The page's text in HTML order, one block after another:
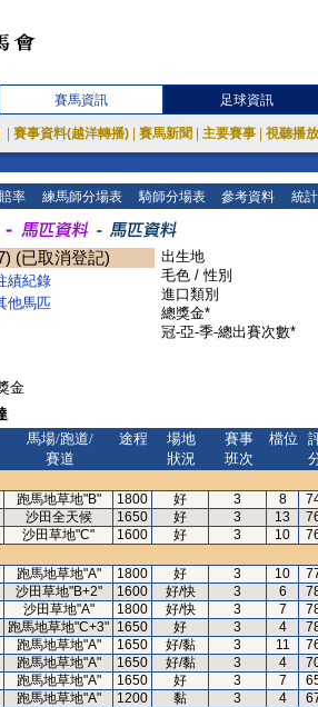
賽馬資訊 足球資訊
賽事資料(越洋轉播) 賽馬新聞 主要賽事 視聽播
率 練馬師分場表 騎師分場表 參考資料 統
(已取消登記)
績紀錄
他馬匹
出生地
毛色 / 性別
進口類別
總獎金*
冠-亞-季-總出賽次數*
金
馬場/跑道/
賽道
途程
場地
狀況
賽事
班次
檔位
跑馬地草地"B" 1800 好 3 8
沙田全天候 1650 好 3 13
沙田草地"C" 1600 好 3 10
跑馬地草地"A" 1800 好 3 10
沙田草地"B+2" 1600 好/快 3 6
沙田草地"A" 1800 好/快 3 7
跑馬地草地"C+3" 1650 好 3 4
跑馬地草地"A" 1650 好/黏 3 11
跑馬地草地"A" 1650 好/黏 3 4
跑馬地草地"A" 1650 好 3 7
跑馬地草地"A" 1200 黏 3 4